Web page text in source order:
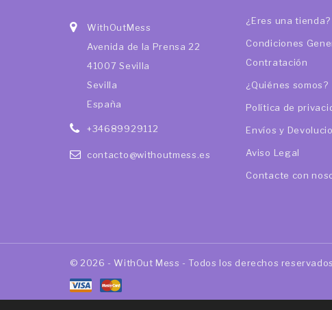
WithOutMess
Avenida de la Prensa 22
41007 Sevilla
Sevilla
España
+34689929112
contacto@withoutmess.es
¿Eres una tienda?
Condiciones
Contratación
¿Quiénes somos?
Política de
Envíos y
Aviso Legal
Contacte con
© 2026 - WithOut Mess - Todos los derechos reservados